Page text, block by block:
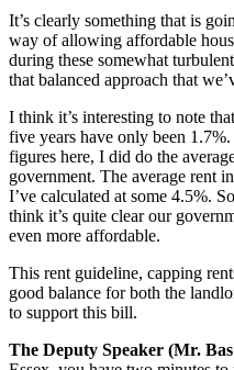
It’s clearly something that is
way of allowing affordable
during these somewhat
that balanced approach that
I think it’s interesting to note
five years have only been
figures here, I did do the
government. The average rent
I’ve calculated at some 4.5%.
think it’s quite clear our
even more affordable.
This rent guideline, capping
good balance for both the
to support this bill.
The Deputy Speaker (Mr.